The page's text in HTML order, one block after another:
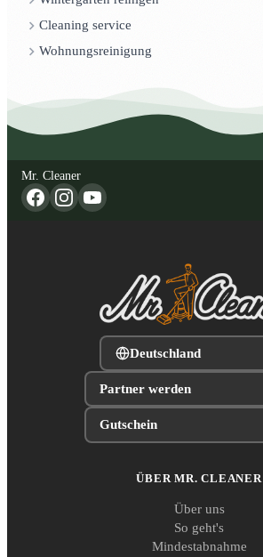
Cleaning service
Wohnungsreinigung
Mr. Cleaner
Deutschland
Partner werden
Gutschein
ÜBER MR. CLEANER
Über uns
So geht's
Mindestabnahme